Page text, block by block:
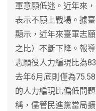
軍意願低迷。近年來
表示不願上戰場。據
顯示，近年來臺軍志
之比）不斷下降。報
志願役人力編現比為
去年6月底則僅為
的人力編現比偏低問
稱，儘管民進黨當局